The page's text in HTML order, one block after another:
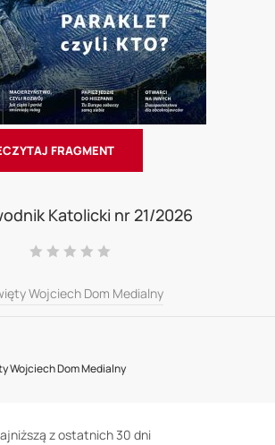
FRAGMENT
Katolicki nr 21/2026
Ocena:
Wojciech Dom Medialny
Wojciech Dom Medialny
z ostatnich 30 dni